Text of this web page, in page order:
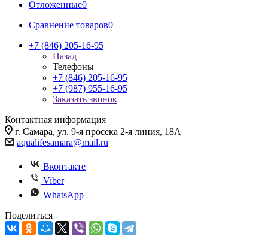
Отложенные0
Сравнение товаров0
+7 (846) 205-16-95
Назад
Телефоны
+7 (846) 205-16-95
+7 (987) 955-16-95
Заказать звонок
Контактная информация
г. Самара, ул. 9-я просека 2-я линия, 18А
aqualifesamara@mail.ru
Вконтакте
Viber
WhatsApp
Поделиться